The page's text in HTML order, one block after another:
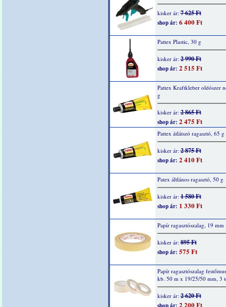
kisker ár:7 625 Ft
shop ár: 6 400 Ft
Pattex Plastic, 30 g
kisker ár:2 990 Ft
shop ár: 2 515 Ft
Pattex Kraftkleber oldószer
g
kisker ár:2 865 Ft
shop ár: 2 475 Ft
Pattex átlátszó ragasztó, 65 g
kisker ár:2 875 Ft
shop ár: 2 410 Ft
Patex áltlános ragasztó, 50 g
kisker ár:1 580 Ft
shop ár: 1 330 Ft
Papír ragasztószalag, 19
kisker ár:895 Ft
shop ár: 575 Ft
Papír ragasztószalag
kb. 50 m x 19/25/50 mm, 3
kisker ár:2 620 Ft
2 200 Ft